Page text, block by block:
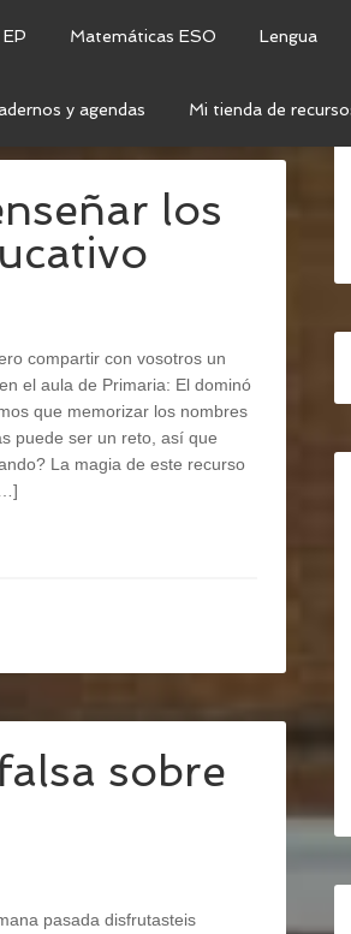
Matemáticas ESO Lengua
y agendas Mi tienda de
los
compartir con vosotros un
el aula de Primaria: El dominó
que memorizar los nombres
puede ser un reto, así que
La magia de este recurso
sobre
pasada disfrutasteis